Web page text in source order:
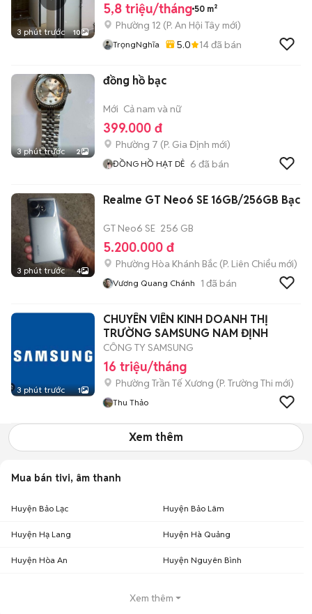
3 phút trước 10
5,8 triệu/tháng 50 m²
Phường 12 (P. An Hội Tây mới)
TrọngNghĩa 5.0 14đã bán
3 phút trước 2
đồng hồ bạc
Mới Cả nam và nữ
399.000 đ
Phường 7 (P. Gia Định mới)
ĐỒNG HỒ HẠT DẺ 6 đã bán
3 phút trước 4
Realme GT Neo6 SE 16GB/256GB Bạc
GT Neo6 SE 256 GB
5.200.000 đ
Phường Hòa Khánh Bắc (P. Liên Chiểu mới)
Vương Quang Chánh 1 đã bán
3 phút trước 1
CHUYÊN VIÊN KINH DOANH THỊ
TRƯỜNG SAMSUNG NAM ĐỊNH
CÔNG TY SAMSUNG
16 triệu/tháng
Phường Trần Tế Xương (P. Trường Thi mới)
Thu Thảo
Xem thêm
Mua bán tivi, âm thanh
Huyện Bảo Lạc Huyện Bảo Lâm
Huyện Hạ Lang Huyện Hà Quảng
Huyện Hòa An Huyện Nguyên Bình
Xem thêm